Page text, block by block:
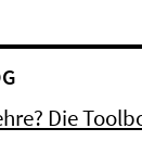
Die